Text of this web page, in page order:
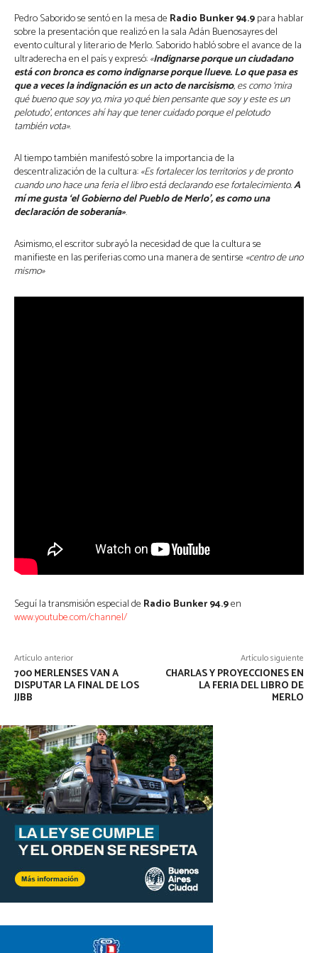
Pedro Saborido se sentó en la mesa de Radio Bunker 94.9para hablar
sobre la presentación que realizó en la sala Adán Buenosayres del
evento cultural y literario de Merlo. Saborido habló sobre el avance de la
ultraderecha en el país y expresó:«Indignarse porque un ciudadano
está con bronca es como indignarse porque llueve. Lo que pasa es
que a veces la indignación es un acto de narcisismo, es como ‘mira
qué bueno que soy yo, mira yo qué bien pensante que soy y este es un
pelotudo’, entonces ahí hay que tener cuidado porque el pelotudo
también vota».
Al tiempo también manifestó sobre la importancia de la
descentralización de la cultura:«Es fortalecer los territorios y de pronto
cuando uno hace una feria el libro está declarando ese fortalecimiento.A
mí me gusta ‘el Gobierno del Pueblo de Merlo’, es como una
declaración de soberanía».
Asimismo, el escritor subrayó la necesidad de que la cultura se
manifieste en las periferias como una manera de sentirse «centro de uno
mismo»
Seguí la transmisión especial de Radio Bunker 94.9en
www.youtube.com/channel/
Artículo anterior
700 MERLENSES VAN A
DISPUTAR LA FINAL DE LOS
JJBB
Artículo siguiente
CHARLAS Y PROYECCIONES EN
LA FERIA DEL LIBRO DE
MERLO